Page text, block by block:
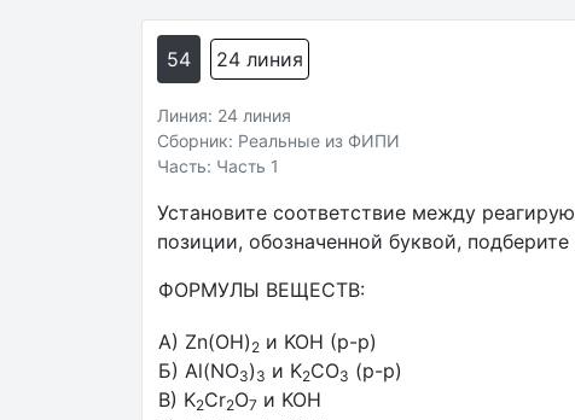
54 24 линия
Линия: 24 линия
Сборник: Реальные из ФИПИ
Часть: Часть 1
Установите соответствие между
позиции, обозначенной буквой,
ФОРМУЛЫ ВЕЩЕСТВ:
А) Zn(OH) 2 и KOH (р-р)
Б) Al(NO3) 3 и K2CO3 (р-р)
В) K2Cr2O7 и KOH